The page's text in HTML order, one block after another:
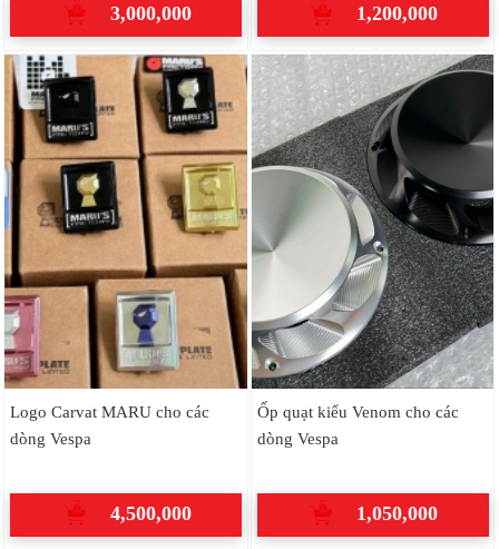
3,000,000 1,200,000
Logo Carvat MARU cho các
dòng Vespa
4,500,000
Ốp quạt kiểu Venom cho các
dòng Vespa
1,050,000